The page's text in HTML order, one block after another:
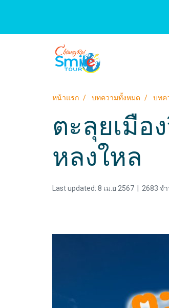
หน้าแรก บทความทั้งหมด บทค
ตะลุยเมือ
หลงใหล
Last updated: 8 เม.ย 2567 2683 จ